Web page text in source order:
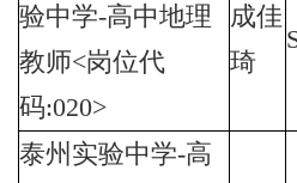
验中学-高中地理
教师<岗位代
码:020>
成佳
琦
泰州实验中学-高